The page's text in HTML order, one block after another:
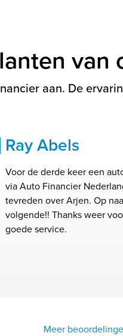
van
aan. De
Ray Abels
Voor de derde keer een
via Auto Financier
tevreden over Arjen. Op
volgende!! Thanks weer
goede service.
Meer